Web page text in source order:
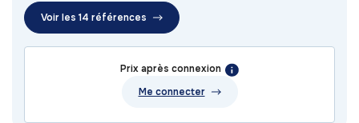
Voir les 14 références
Prix après connexion
Me connecter